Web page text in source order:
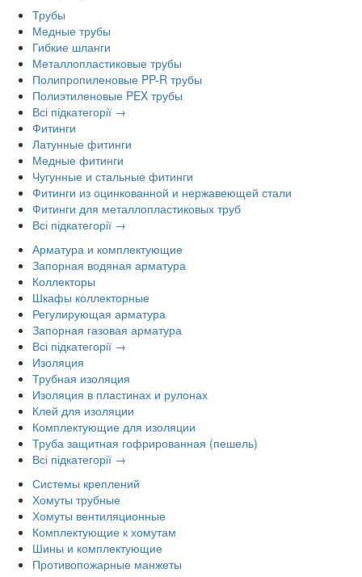
Трубы
Медные трубы
Гибкие шланги
Металлопластиковые трубы
Полипропиленовые PP-R трубы
Полиэтиленовые PEX трубы
Всі підкатегорії →
Фитинги
Латунные фитинги
Медные фитинги
Чугунные и стальные фитинги
Фитинги из оцинкованной и нержавеющей стали
Фитинги для металлопластиковых труб
Всі підкатегорії →
Арматура и комплектующие
Запорная водяная арматура
Коллекторы
Шкафы коллекторные
Регулирующая арматура
Запорная газовая арматура
Всі підкатегорії →
Изоляция
Трубная изоляция
Изоляция в пластинах и рулонах
Клей для изоляции
Комплектующие для изоляции
Труба защитная гофрированная (пешель)
Всі підкатегорії →
Системы креплений
Хомуты трубные
Хомуты вентиляционные
Комплектующие к хомутам
Шины и комплектующие
Противопожарные манжеты